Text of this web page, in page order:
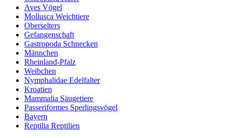
Aves Vögel
Mollusca Weichtiere
Oberselters
Gefangenschaft
Gastropoda Schnecken
Männchen
Rheinland-Pfalz
Weibchen
Nymphalidae Edelfalter
Kroatien
Mammalia Säugetiere
Passeriformes Sperlingsvögel
Bayern
Reptilia Reptilien